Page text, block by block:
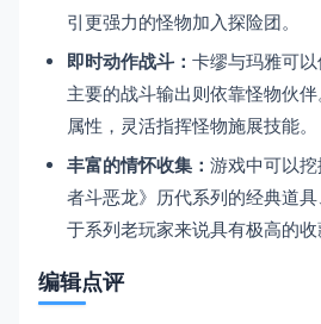
引更强力的怪物加入探险团。
即时动作战斗： 卡缪与玛雅可
主要的战斗输出则依靠怪物伙
属性，灵活指挥怪物施展技能。
丰富的情怀收集： 游戏中可以
者斗恶龙》历代系列的经典道
于系列老玩家来说具有极高的收
编辑点评